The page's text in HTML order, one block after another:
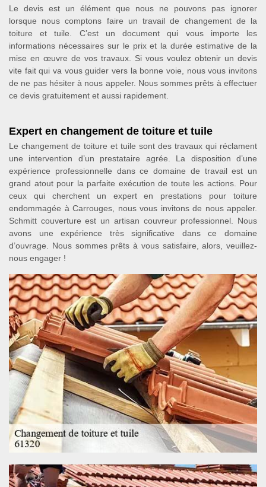
Le devis est un élément que nous ne pouvons pas ignorer
lorsque nous comptons faire un travail de changement de la
toiture et tuile. C’est un document qui vous importe les
informations nécessaires sur le prix et la durée estimative de la
mise en œuvre de vos travaux. Si vous voulez obtenir un devis
vite fait qui va vous guider vers la bonne voie, nous vous invitons
de ne pas hésiter à nous appeler. Nous sommes prêts à effectuer
ce devis gratuitement et aussi rapidement.
Expert en changement de toiture et tuile
Le changement de toiture et tuile sont des travaux qui réclament
une intervention d’un prestataire agrée. La disposition d’une
expérience professionnelle dans ce domaine de travail est un
grand atout pour la parfaite exécution de toute les actions. Pour
ceux qui cherchent un expert en prestations pour toiture
endommagée à Carrouges, nous vous invitons de nous appeler.
Schmitt couverture est un artisan couvreur professionnel. Nous
avons une expérience très significative dans ce domaine
d’ouvrage. Nous sommes prêts à vous satisfaire, alors, veuillez-
nous engager !